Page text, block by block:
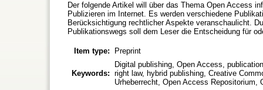
Der folgende Artikel will über das Thema Open Access
Publizieren im Internet. Es werden verschiedene
Berücksichtigung rechtlicher Aspekte veranschaulicht.
Publikationswegs soll dem Leser die Entscheidung für
Item type: Preprint
Keywords:
Digital publishing, Open Access,
right law, hybrid publishing, Creative
Urheberrecht, Open Access